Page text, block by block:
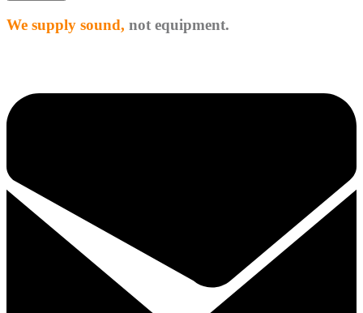
We supply sound, not equipment.